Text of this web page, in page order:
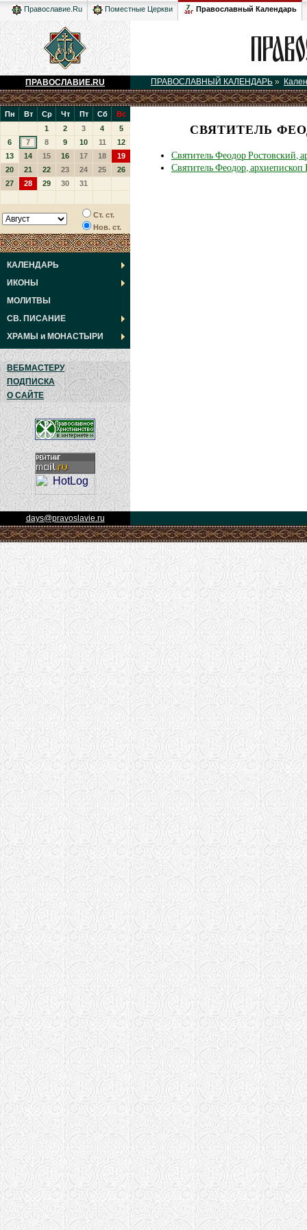
Православие.Ru Поместные Церкви Православный Календарь
ПРАВОСЛАВИЕ.RU ПРАВОСЛАВНЫЙ КАЛЕНДАРЬ »
Пн Вт Ср Чт Пт Сб
Вс
1
2 3 4
5
6
7 8 9 10 11
12
13
14 15 16 17 18
19
20
21 22 23 24 25
26
27
28 29 30 31
Ст. ст.
Нов. ст.
КАЛЕНДАРЬ
ИКОНЫ
МОЛИТВЫ
СВ. ПИСАНИЕ
ХРАМЫ и МОНАСТЫРИ
ВЕБМАСТЕРУ
ПОДПИСКА
О САЙТЕ
СВЯТИТЕЛЬ
Святитель Феодор Ростовский,
Святитель Феодор, архиепископ
days@pravoslavie.ru